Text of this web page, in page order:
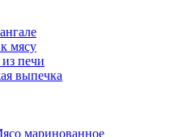
мясу
печи
выпечка
маринованное